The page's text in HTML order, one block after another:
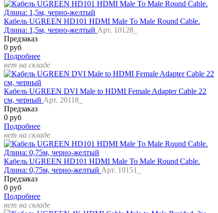
Кабель UGREEN HD101 HDMI Male To Male Round Cable.
Длина: 1,5м, черно-желтый Арт. 10128_
Предзаказ
0 руб
Подробнее
нет на складе
Кабель UGREEN DVI Male to HDMI Female Adapter Cable 22
см, черный Арт. 20118_
Предзаказ
0 руб
Подробнее
нет на складе
Кабель UGREEN HD101 HDMI Male To Male Round Cable.
Длина: 0,75м, черно-желтый Арт. 10151_
Предзаказ
0 руб
Подробнее
нет на складе